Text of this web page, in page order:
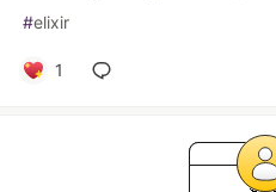
#elixir
1